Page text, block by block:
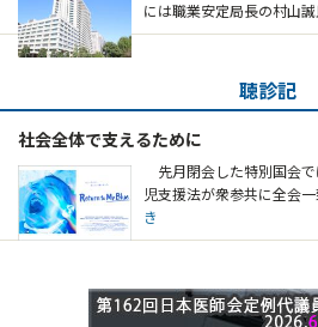
には職業安定局長の村山
聴診記
社会全体で支えるために
先月閉会した特別国会
児支援法が衆参共に全会
き